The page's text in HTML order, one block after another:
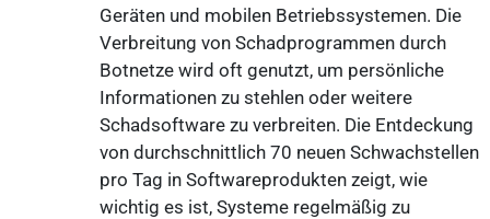
Geräten und mobilen Betriebssystemen. Die
Verbreitung von Schadprogrammen durch
Botnetze wird oft genutzt, um persönliche
Informationen zu stehlen oder weitere
Schadsoftware zu verbreiten. Die Entdeckung
von durchschnittlich 70 neuen Schwachstellen
pro Tag in Softwareprodukten zeigt, wie
wichtig es ist, Systeme regelmäßig zu